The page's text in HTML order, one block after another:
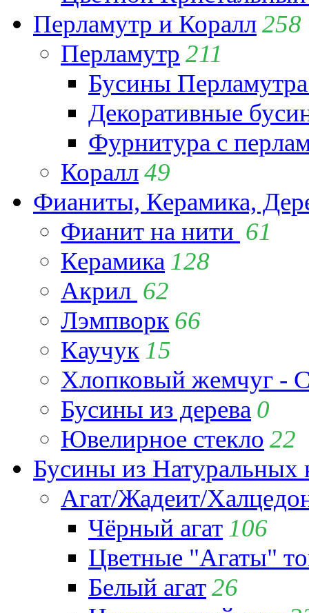
Перламутр и Коралл258
Перламутр 211
Бусины
Декоративные
Фурнитура с
Коралл49
Фианиты, Керамика,
Фианит на нити 61
Керамика 128
Акрил 62
Лэмпворк 66
Каучук 15
Хлопковый жемчуг -
Бусины из дерева 0
Ювелирное стекло 22
Бусины из Натуральных
Агат/Жадеит/
Чёрный агат 106
Цветные "Агаты"
Белый агат26